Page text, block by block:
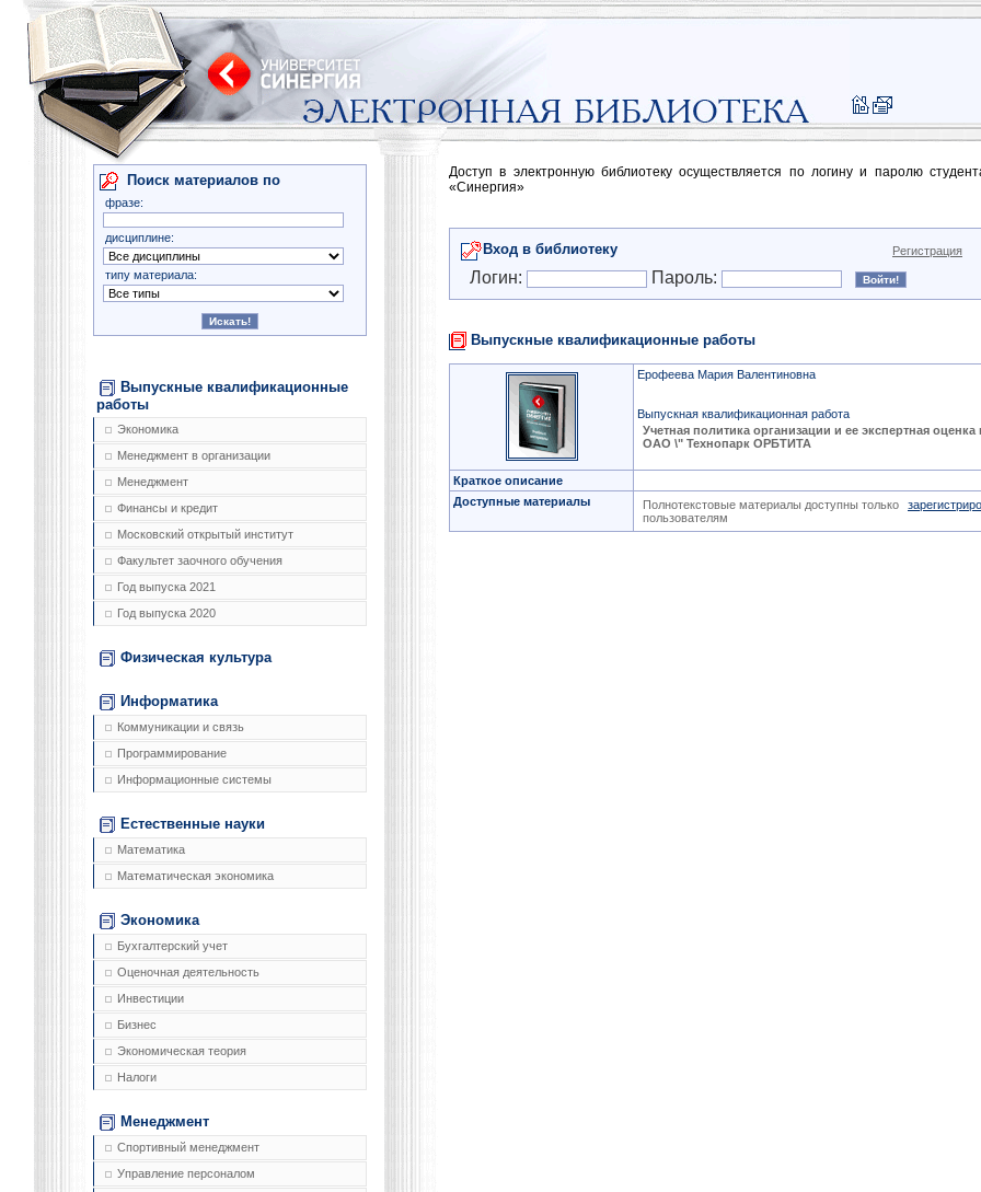
Поиск материалов по
фразе:
дисциплине:
типу материала:
Выпускные квалификационные
работы
Экономика
Менеджмент в организации
Менеджмент
Финансы и кредит
Московский открытый институт
Факультет заочного обучения
Год выпуска 2021
Год выпуска 2020
Физическая культура
Информатика
Коммуникации и связь
Программирование
Информационные системы
Естественные науки
Математика
Математическая экономика
Экономика
Бухгалтерский учет
Оценочная деятельность
Инвестиции
Бизнес
Экономическая теория
Налоги
Менеджмент
Спортивный менеджмент
Управление персоналом
Доступ в электронную библиотеку осуществляется по логину и паролю
«Синергия»
Вход в библиотеку Регистрация
Логин: Пароль:
Выпускные квалификационные работы
Ерофеева Мария Валентиновна
Выпускная квалификационная работа
Учетная политика организации и ее экспертная
ОАО \" Технопарк ОРБТИТА
Краткое описание
Доступные материалы
Полнотекстовые материалы доступны только
пользователям